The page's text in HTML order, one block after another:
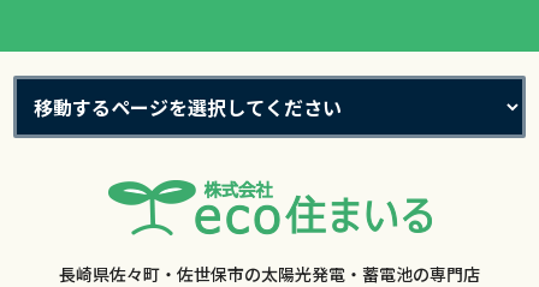
長崎県佐々町・佐世保市の太陽光発電・蓄電池の専門店